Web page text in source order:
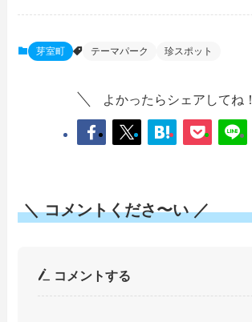
芽室町 テーマパーク 珍スポット
よかったらシェアしてね！
＼ コメントくださ〜い ／
コメントする